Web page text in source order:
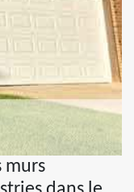
murs